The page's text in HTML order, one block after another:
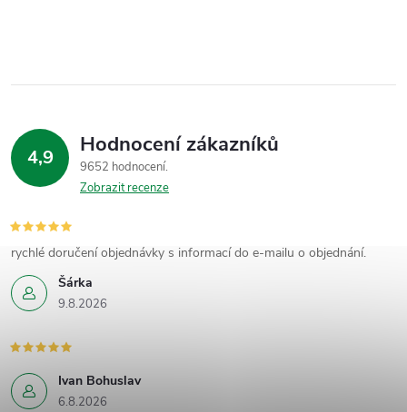
4,9 Hodnocení zákazníků
9652 hodnocení
Zobrazit recenze
Šárka
9.8.2026
rychlé doručení objednávky s informací do e-mailu o objednání.
Ivan Bohuslav
6.8.2026